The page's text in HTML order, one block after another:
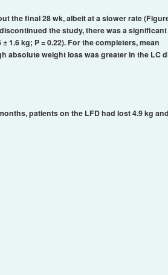
the final 28 wk, albeit at a slower rate
the study, there was a significant
1.6 kg; P = 0.22). For the completers, mean
absolute weight loss was greater in the LC
patients on the LFD had lost 4.9 kg and